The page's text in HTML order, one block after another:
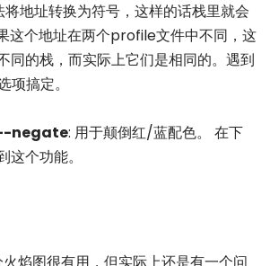
地址转换为符号，这样的话栈里就会
这个地址在两个profile文件中不同，这
同的栈，而实际上它们是相同的。遇到
搞定。
negate: 用于颠倒红/蓝配色。 在下
个功能。
焰图很有用，但实际上还是有一个问